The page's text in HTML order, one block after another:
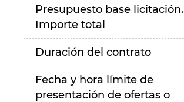
Presupuesto base licitación.
Importe total
Duración del contrato
Fecha y hora límite de
presentación de ofertas o